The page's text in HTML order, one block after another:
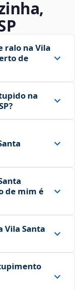
ralo na Vila
de
na
de mim é
Vila Santa